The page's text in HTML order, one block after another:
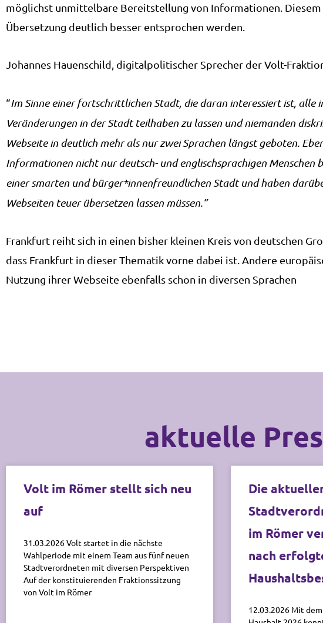
möglichst unmittelbare Bereitstellung von Informationen.
Übersetzung deutlich besser entsprochen werden.
Johannes Hauenschild, digitalpolitischer Sprecher der Volt-
“Im Sinne einer fortschrittlichen Stadt, die daran interessiert ist, alle
Veränderungen in der Stadt teilhaben zu lassen und niemanden
Webseite in deutlich mehr als nur zwei Sprachen längst geboten.
Informationen nicht nur deutsch- und englischsprachigen
einer smarten und bürger*innenfreundlichen Stadt und haben
Webseiten teuer übersetzen lassen müssen.”
Frankfurt reiht sich in einen bisher kleinen Kreis von deutschen
dass Frankfurt in dieser Thematik vorne dabei ist. Andere
Nutzung ihrer Webseite ebenfalls schon in diversen Sprachen
aktuelle
Volt im Römer stellt sich neu
auf
31.03.2026 Volt startet in die nächste
Wahlperiode mit einem Team aus fünf neuen
Stadtverordneten mit diversen Perspektiven
Auf der konstituierenden Fraktionssitzung
von Volt im Römer
Die
im Römer
nach
12.03.2026 Mit